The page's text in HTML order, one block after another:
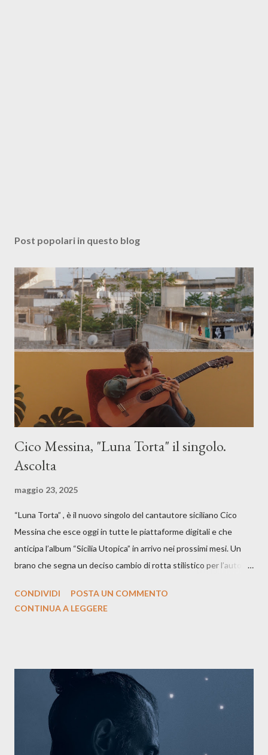
Post popolari in questo blog
Cico Messina, "Luna Torta" il singolo.
Ascolta
maggio 23, 2025
“Luna Torta” , è il nuovo singolo del cantautore siciliano Cico
Messina che esce oggi in tutte le piattaforme digitali e che
anticipa l’album “Sicilia Utopica” in arrivo nei prossimi mesi. Un
brano che segna un deciso cambio di rotta stilistico per l’autore
testo ibrido tra italiano e siciliano, e un’urgenza espressiva che
La canzone racconta la difficoltà di creare, e perfino di esistere,
sotto il peso della realtà. Ma lo fa cercando una via d’uscita, una
forma di assoluzione, nel vivere e nel suonare, nel trovare respiro
anche quando l’aria sembra farsi più densa. Il brano è anche una
dichiarazione d’intenti: Cico Messina apre il suo nuovo percorso
CONDIVIDI
POSTA UN COMMENTO
CONTINUA A LEGGERE